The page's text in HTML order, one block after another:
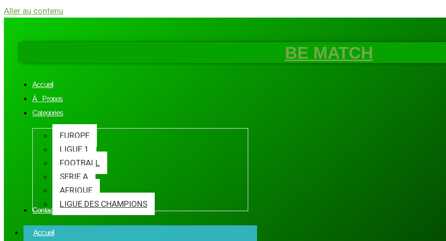
Aller au contenu
BE MATCH
Accueil
À Propos
Categories
EUROPE
LIGUE 1
FOOTBALL
SERIE A
AFRIQUE
LIGUE DES CHAMPIONS
Contact
Accueil